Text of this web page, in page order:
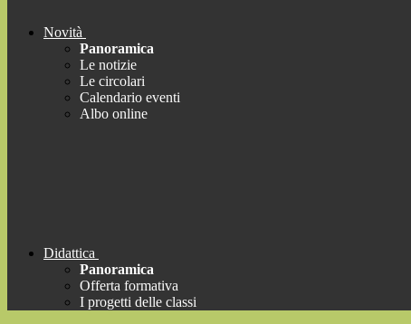
Novità
Panoramica
Le notizie
Le circolari
Calendario eventi
Albo online
Didattica
Panoramica
Offerta formativa
I progetti delle classi